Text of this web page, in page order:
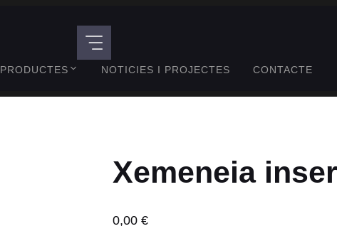
PRODUCTES NOTICIES I PROJECTES CONTACTE
Xemeneia
0,00 €